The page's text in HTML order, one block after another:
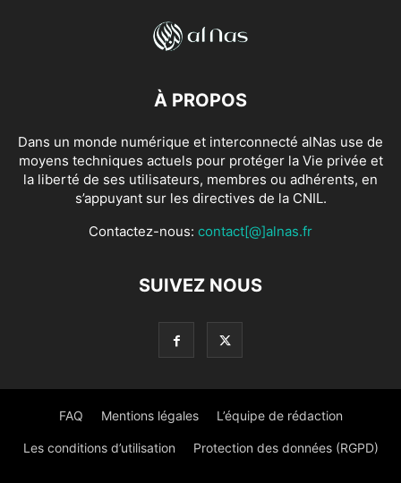
À PROPOS
Dans un monde numérique et interconnecté alNas use de
moyens techniques actuels pour protéger la Vie privée et
la liberté de ses utilisateurs, membres ou adhérents, en
s’appuyant sur les directives de la CNIL.
Contactez-nous: contact[@]alnas.fr
SUIVEZ NOUS
FAQ Mentions légales L’équipe de rédaction
Les conditions d’utilisation Protection des données (RGPD)